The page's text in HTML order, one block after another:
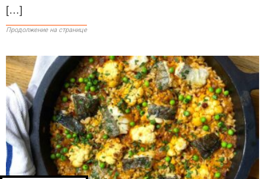
[…]
Продолжение на странице